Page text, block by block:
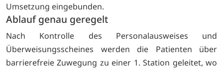
Umsetzung eingebunden.
Ablauf genau geregelt
Nach Kontrolle des Personalausweises und
Überweisungsscheines werden die Pati­enten über
barrierefreie Zuwegung zu einer 1. Station geleitet, wo